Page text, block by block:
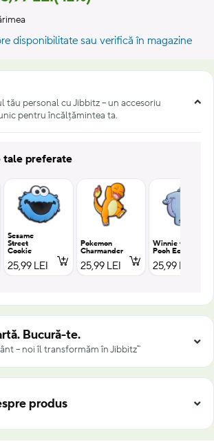
disponibilitate sau verifică în magazine
tău personal cu Jibbitz – un accesoriu
pentru încălțămintea ta.
preferate
Sesame
Street
Cookie
25,99 LEI
Pokemon
Charmander
25,99 LEI
Winnie the
Pooh Eeyore
25,99 LEI
Bucură-te.
– noi îl transformăm în Jibbitz™
produs